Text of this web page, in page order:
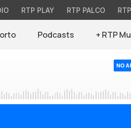
RTP PLAY RTP PALCO
Podcasts + RTP
NO